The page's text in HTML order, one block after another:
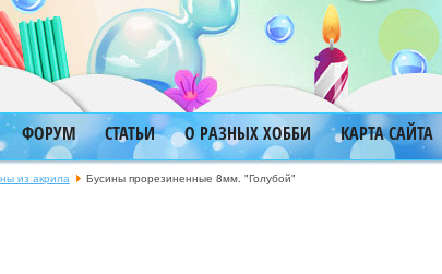
ФОРУМ СТАТЬИ О РАЗНЫХ ХОББИ
КАРТА САЙТА
из акрила Бусины прорезиненные 8мм. "Голубой"